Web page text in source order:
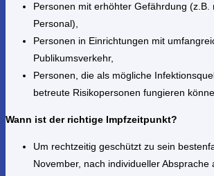
Personen mit erhöhter Gefährdung (z.B.
Personal),
Personen in Einrichtungen mit
Publikumsverkehr,
Personen, die als mögliche
betreute Risikopersonen fungieren
Wann ist der richtige Impfzeitpunkt?
Um rechtzeitig geschützt zu sein
November, nach individueller Absprache